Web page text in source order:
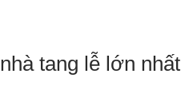
tang lễ lớn nhất